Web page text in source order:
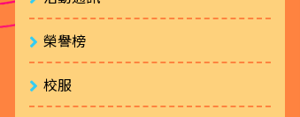
榮譽榜
校服